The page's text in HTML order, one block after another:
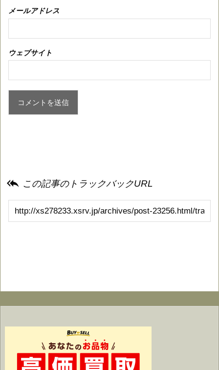
メールアドレス
ウェブサイト
 この記事のトラックバックURL